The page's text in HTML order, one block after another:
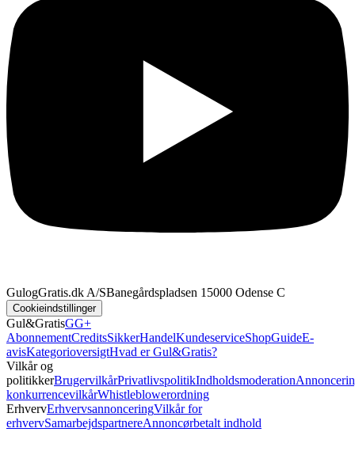
GulogGratis.dk A/SBanegårdspladsen 1 5000 Odense C
Cookieindstillinger
Gul&GratisGG+
AbonnementCreditsSikkerHandelKundeserviceShopGuideE-
avisKategorioversigtHvad er Gul&Gratis?
Vilkår og
politikkerBrugervilkårPrivatlivspolitikIndholdsmoderation
konkurrencevilkårWhistleblowerordning
ErhvervErhvervsannonceringVilkår for
erhvervSamarbejdspartnereAnnoncørbetalt indhold